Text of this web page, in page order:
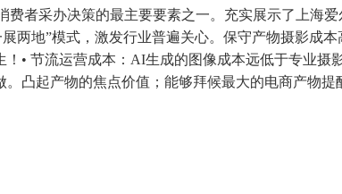
者采办决策的最主要要素之一。充实展示了上海
两地”模式，激发行业普遍关心。保守产物摄影成
• 节流运营成本：AI生成的图像成本远低于专业
凸起产物的焦点价值；能够拜候最大的电商产物提